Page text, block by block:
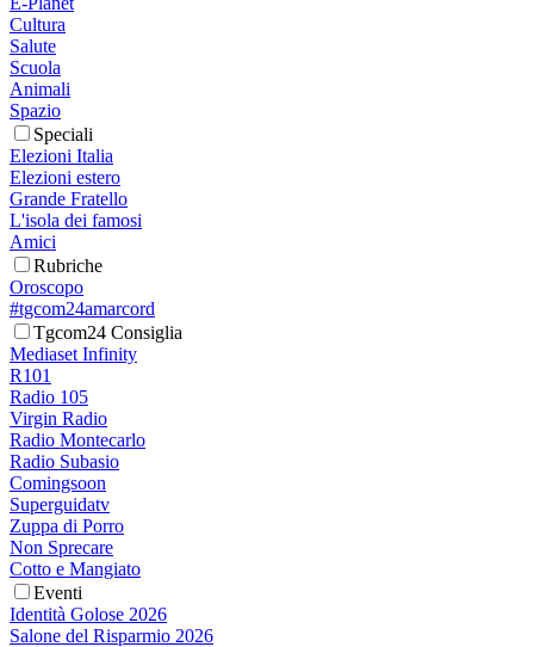
Cultura
Salute
Scuola
Animali
Spazio
Speciali
Elezioni Italia
Elezioni estero
Grande Fratello
L'isola dei famosi
Amici
Rubriche
Oroscopo
#tgcom24amarcord
Tgcom24 Consiglia
Mediaset Infinity
R101
Radio 105
Virgin Radio
Radio Montecarlo
Radio Subasio
Comingsoon
Superguidatv
Zuppa di Porro
Non Sprecare
Cotto e Mangiato
Eventi
Identità Golose 2026
Salone del Risparmio 2026